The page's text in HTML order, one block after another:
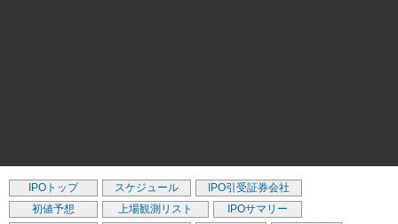
IPOトップ スケジュール
IPO引受証券会社
初値予想
上場観測リスト
IPOサマリー